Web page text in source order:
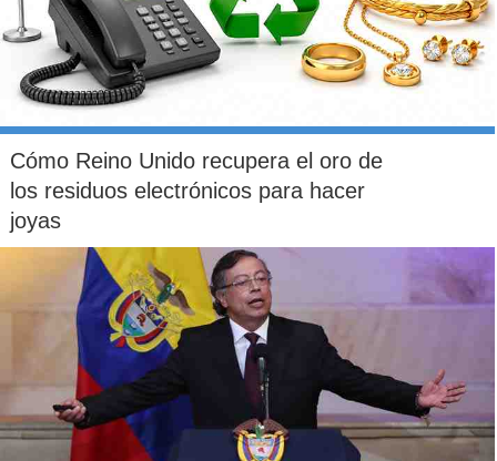
Cómo Reino Unido recupera el oro de
los residuos electrónicos para hacer
joyas